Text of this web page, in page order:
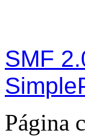
SMF
Página